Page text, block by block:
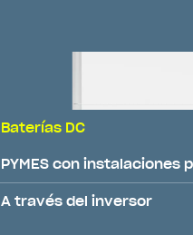
Baterías DC
PYMES con instalaciones
A través del inversor